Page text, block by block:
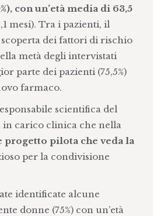
con un’età media di 63,5
mesi). Tra i pazienti, il
dei fattori di rischio
metà degli intervistati
parte dei pazienti (75,5%)
farmaco.
scientifica del
in carico clinica che nella
pilota che veda la
per la condivisione
identificate alcune
donne (75%) con un’età